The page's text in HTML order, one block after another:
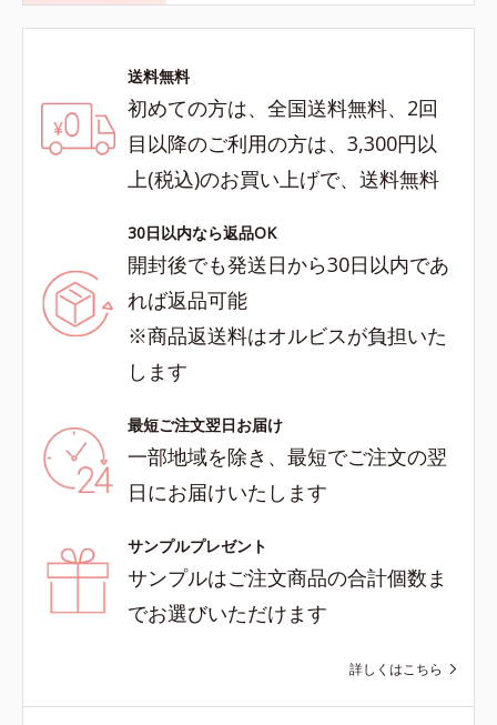
送料無料
初めての方は、全国送料無料、2回
目以降のご利用の方は、3,300円以
上(税込)のお買い上げで、送料無料
30日以内なら返品OK
開封後でも発送日から30日以内であ
れば返品可能
※商品返送料はオルビスが負担いた
します
最短ご注文翌日お届け
一部地域を除き、最短でご注文の翌
日にお届けいたします
サンプルプレゼント
サンプルはご注文商品の合計個数ま
でお選びいただけます
詳しくはこちら